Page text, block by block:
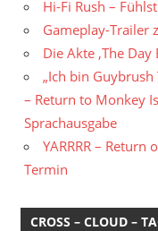
Hi-Fi Rush –
Gameplay-Trailer
Die Akte ‚The Day
„Ich bin
– Return to Monkey
Sprachausgabe
YARRRR –
Termin
CROSS – CLOUD –